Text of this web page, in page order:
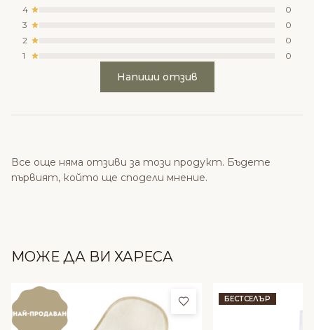
4
0
3
0
2
0
1
0
Напиши отзив
Все още няма отзиви за този продукт. Бъдете
първият, който ще сподели мнение.
МОЖЕ ДА ВИ ХАРЕСА
Добави в любими
БЕСТСЕЛЪР